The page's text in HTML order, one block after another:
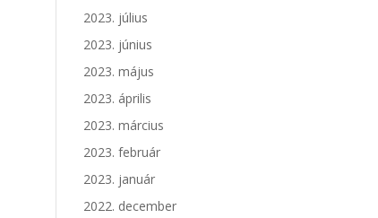
2023. július
2023. június
2023. május
2023. április
2023. március
2023. február
2023. január
2022. december